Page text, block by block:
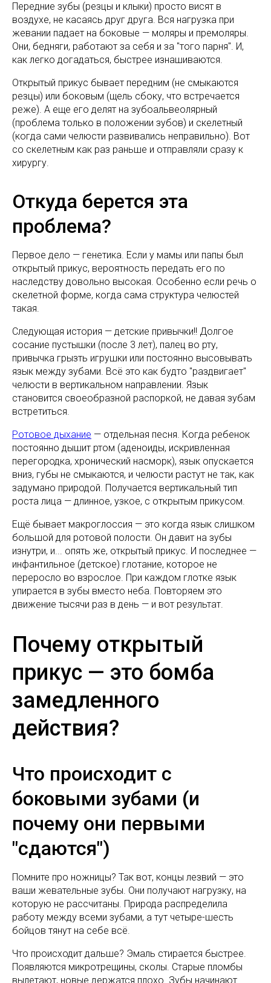
Передние зубы (резцы и клыки) просто висят в
воздухе, не касаясь друг друга. Вся нагрузка при
жевании падает на боковые — моляры и премоляры.
Они, бедняги, работают за себя и за "того парня". И,
как легко догадаться, быстрее изнашиваются.
Открытый прикус бывает передним (не смыкаются
резцы) или боковым (щель сбоку, что встречается
реже). А еще его делят на зубоальвеолярный
(проблема только в положении зубов) и скелетный
(когда сами челюсти развивались неправильно). Вот
со скелетным как раз раньше и отправляли сразу к
хирургу.
Откуда берется эта
проблема?
Первое дело — генетика. Если у мамы или папы был
открытый прикус, вероятность передать его по
наследству довольно высокая. Особенно если речь о
скелетной форме, когда сама структура челюстей
такая.
Следующая история — детские привычки!! Долгое
сосание пустышки (после 3 лет), палец во рту,
привычка грызть игрушки или постоянно высовывать
язык между зубами. Всё это как будто "раздвигает"
челюсти в вертикальном направлении. Язык
становится своеобразной распоркой, не давая зубам
встретиться.
Ротовое дыхание — отдельная песня. Когда ребенок
постоянно дышит ртом (аденоиды, искривленная
перегородка, хронический насморк), язык опускается
вниз, губы не смыкаются, и челюсти растут не так, как
задумано природой. Получается вертикальный тип
роста лица — длинное, узкое, с открытым прикусом.
Ещё бывает макроглоссия — это когда язык слишком
большой для ротовой полости. Он давит на зубы
изнутри, и... опять же, открытый прикус. И последнее —
инфантильное (детское) глотание, которое не
переросло во взрослое. При каждом глотке язык
упирается в зубы вместо неба. Повторяем это
движение тысячи раз в день — и вот результат.
Почему открытый
прикус — это бомба
замедленного
действия?
Что происходит с
боковыми зубами (и
почему они первыми
"сдаются")
Помните про ножницы? Так вот, концы лезвий — это
ваши жевательные зубы. Они получают нагрузку, на
которую не рассчитаны. Природа распределила
работу между всеми зубами, а тут четыре-шесть
бойцов тянут на себе всё.
Что происходит дальше? Эмаль стирается быстрее.
Появляются микротрещины, сколы. Старые пломбы
вылетают, новые держатся плохо. Зубы начинают